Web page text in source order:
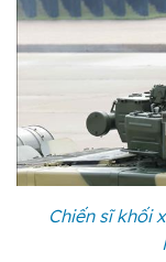
Chiến sĩ khối